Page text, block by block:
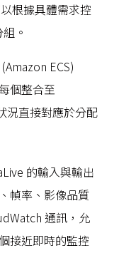
根據具體需求控
。
ECS)
個整合至
況直接對應於分配
的輸入與輸出
幀率、影像品質
通訊，允
接近即時的監控